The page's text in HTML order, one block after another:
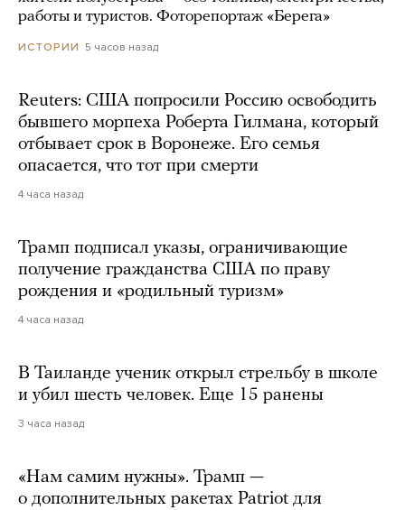
работы и туристов. Фоторепортаж «Берега»
ИСТОРИИ 5 часов назад
Reuters: США попросили Россию освободить
бывшего морпеха Роберта Гилмана, который
отбывает срок в Воронеже. Его семья
опасается, что тот при смерти
4 часа назад
Трамп подписал указы, ограничивающие
получение гражданства США по праву
рождения и «родильный туризм»
4 часа назад
В Таиланде ученик открыл стрельбу в школе
и убил шесть человек. Еще 15 ранены
3 часа назад
«Нам самим нужны». Трамп —
о дополнительных ракетах Patriot для